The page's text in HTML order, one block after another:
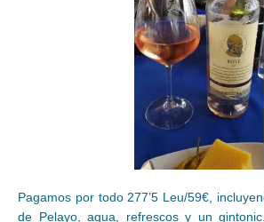
Pagamos por todo 277’5 Leu/59€,
de Pelayo, agua, refrescos y un